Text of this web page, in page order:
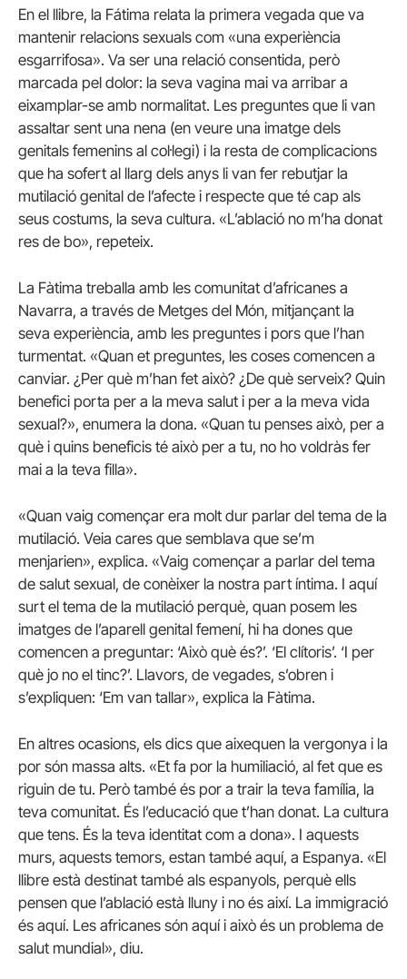
En el llibre, la Fátima relata la primera vegada que va
mantenir relacions sexuals com «una experiència
esgarrifosa». Va ser una relació consentida, però
marcada pel dolor: la seva vagina mai va arribar a
eixamplar-se amb normalitat. Les preguntes que li van
assaltar sent una nena (en veure una imatge dels
genitals femenins al col·legi) i la resta de complicacions
que ha sofert al llarg dels anys li van fer rebutjar la
mutilació genital de l’afecte i respecte que té cap als
seus costums, la seva cultura. «L’ablació no m’ha donat
res de bo», repeteix.
La Fàtima treballa amb les comunitat d’africanes a
Navarra, a través de Metges del Món, mitjançant la
seva experiència, amb les preguntes i pors que l’han
turmentat. «Quan et preguntes, les coses comencen a
canviar. ¿Per què m’han fet això? ¿De què serveix? Quin
benefici porta per a la meva salut i per a la meva vida
sexual?», enumera la dona. «Quan tu penses això, per a
què i quins beneficis té això per a tu, no ho voldràs fer
mai a la teva filla».
«Quan vaig començar era molt dur parlar del tema de la
mutilació. Veia cares que semblava que se’m
menjarien», explica. «Vaig començar a parlar del tema
de salut sexual, de conèixer la nostra part íntima. I aquí
surt el tema de la mutilació perquè, quan posem les
imatges de l’aparell genital femení, hi ha dones que
comencen a preguntar: ‘Això què és?’. ‘El clítoris’. ‘I per
què jo no el tinc?’. Llavors, de vegades, s’obren i
s’expliquen: ‘Em van tallar», explica la Fàtima.
En altres ocasions, els dics que aixequen la vergonya i la
por són massa alts. «Et fa por la humiliació, al fet que es
riguin de tu. Però també és por a trair la teva família, la
teva comunitat. És l’educació que t’han donat. La cultura
que tens. És la teva identitat com a dona». I aquests
murs, aquests temors, estan també aquí, a Espanya. «El
llibre està destinat també als espanyols, perquè ells
pensen que l’ablació està lluny i no és així. La immigració
és aquí. Les africanes són aquí i això és un problema de
salut mundial», diu.